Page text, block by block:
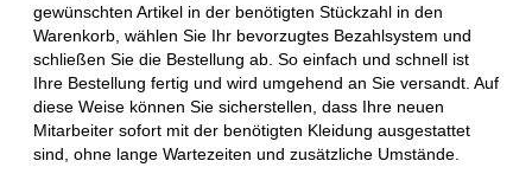
gewünschten Artikel in der benötigten Stückzahl in den
Warenkorb, wählen Sie Ihr bevorzugtes Bezahlsystem und
schließen Sie die Bestellung ab. So einfach und schnell ist
Ihre Bestellung fertig und wird umgehend an Sie versandt. Auf
diese Weise können Sie sicherstellen, dass Ihre neuen
Mitarbeiter sofort mit der benötigten Kleidung ausgestattet
sind, ohne lange Wartezeiten und zusätzliche Umstände.